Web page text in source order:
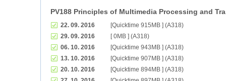
PV188 Principles of Multimedia Processing and
22. 09. 2016
[Quicktime 915MB ] (A318)
29. 09. 2016
[ 0MB ] (A318)
06. 10. 2016
[Quicktime 943MB ] (A318)
13. 10. 2016
[Quicktime 907MB ] (A318)
20. 10. 2016
[Quicktime 894MB ] (A318)